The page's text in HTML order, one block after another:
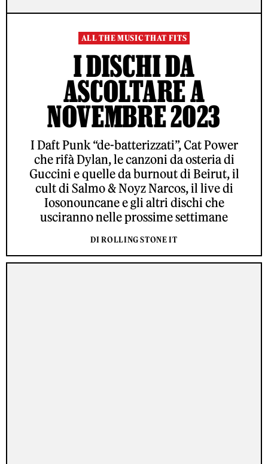
ALL THE MUSIC THAT FITS
I DISCHI DA
ASCOLTARE A
NOVEMBRE 2023
I Daft Punk “de-batterizzati”, Cat Power
che rifà Dylan, le canzoni da osteria di
Guccini e quelle da burnout di Beirut, il
cult di Salmo & Noyz Narcos, il live di
Iosonouncane e gli altri dischi che
usciranno nelle prossime settimane
DI ROLLING STONE IT